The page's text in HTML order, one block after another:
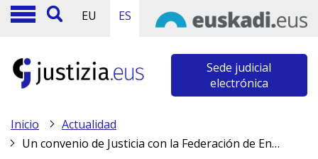
EU ES
Sede judicial
electrónica
Inicio
Actualidad
Un convenio de Justicia con la Federación de Entidades Evangélicas garantizará el derecho efectivo a la asistencia religiosa de las personas presas (Consejo de Gobierno 23-5-2023)